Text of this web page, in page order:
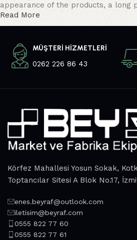
appearance of the products, a long
Read More
MÜŞTERİ HİZMETLERİ
0262 226 86 43
Körfez Mahallesi Yosun Sokak,
Toptancılar Sitesi A Blok No.17,
enes.beyraf@outlook.com
iletisim@beyraf.com
0555 822 77 60
0555 822 77 61